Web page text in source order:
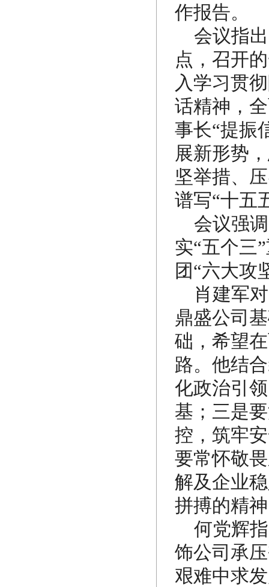
作报告。
会议指
点，召开
入学习贯
话精神，
事长“提振
展新形势
坚举措、
谱写“十五
会议强
实“五个三
团“六大攻
肖建军
鼎盛公司
础，希望
路。他结
化政治引
基；三是
控，筑牢
要常怀敬
解及企业
拼搏的精
何党辉
饰公司承
艰难中求